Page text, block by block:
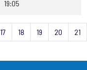
19:05
17 18 19 20 21